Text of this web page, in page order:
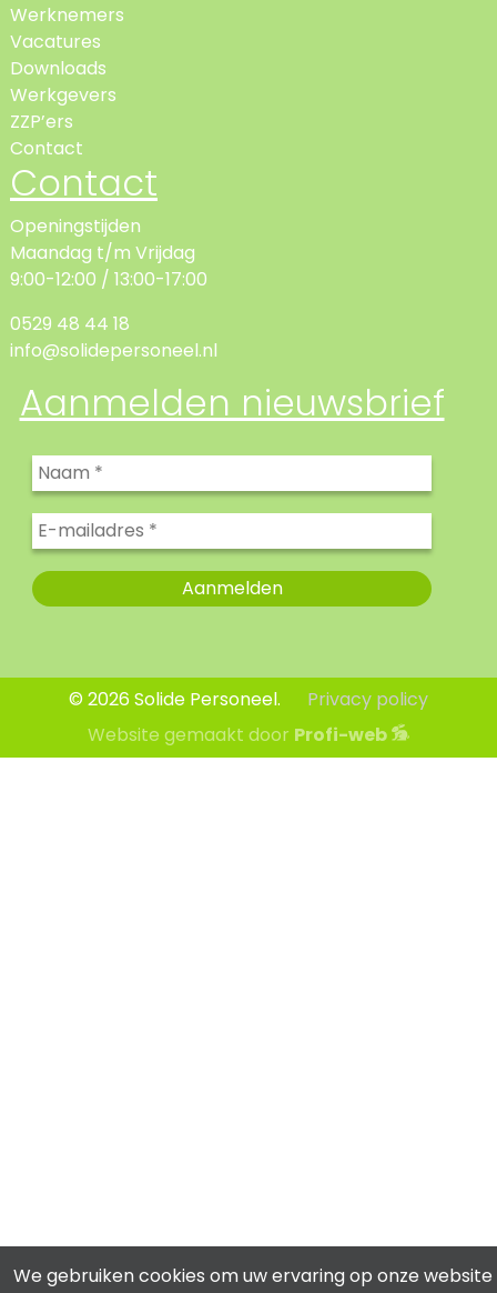
Contact
Openingstijden
Maandag t/m Vrijdag
9:00-12:00 / 13:00-17:00
0529 48 44 18
info@solidepersoneel.nl
Werknemers
Vacatures
Downloads
Werkgevers
ZZP’ers
Contact
Aanmelden nieuwsbrief
© 2026 Solide Personeel.
Privacy policy
Website gemaakt door Profi-web
We gebruiken cookies om uw ervaring op onze